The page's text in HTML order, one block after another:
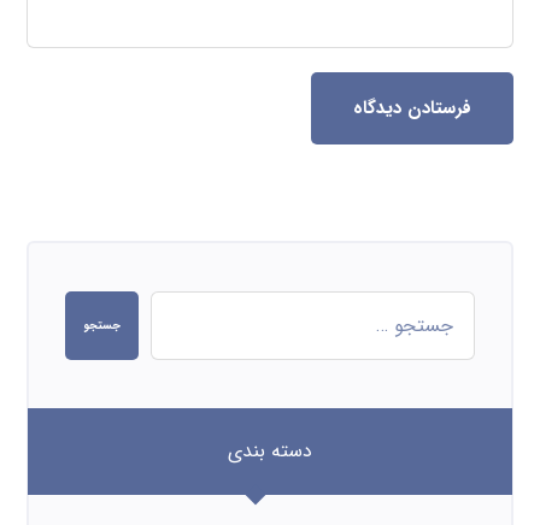
فرستادن دیدگاه
جستجو
دسته بندی